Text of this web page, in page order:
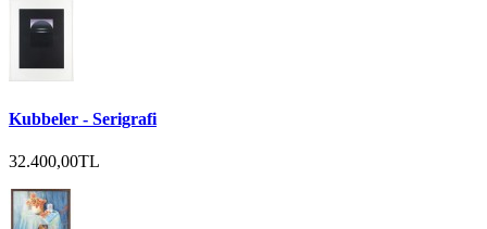
Kubbeler - Serigrafi
32.400,00TL